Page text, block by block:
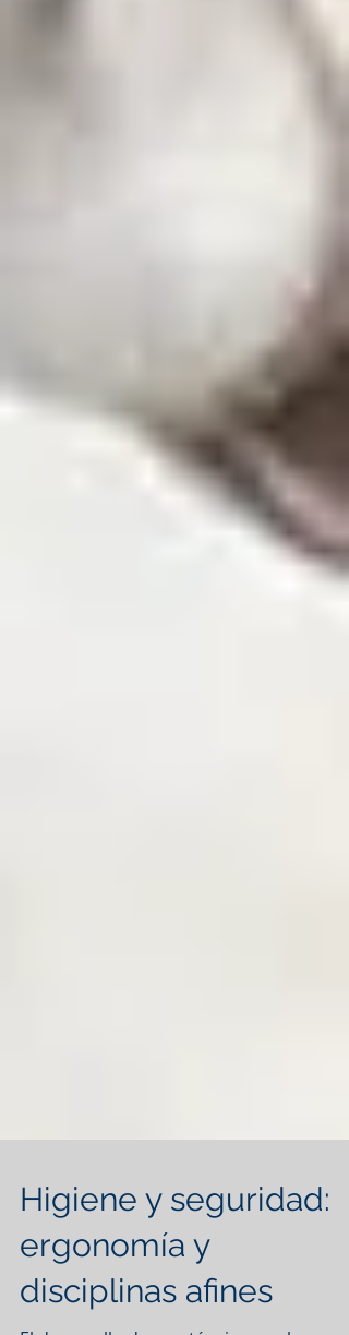
Higiene y seguridad:
ergonomía y